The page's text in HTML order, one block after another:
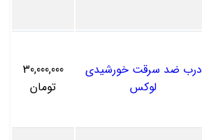
درب ضد سرقت خورشیدی
لوکس
30,000,000
تومان